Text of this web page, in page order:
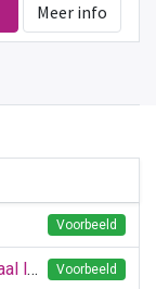
Meer info
Voorbeeld
Deel 1 vooraf inkanteling CLW in duaal leren 1 Voorbeeld